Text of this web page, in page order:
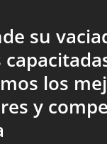
su
los
y